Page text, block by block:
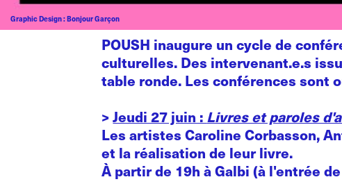
Graphic Design : Bonjour Garçon
POUSH inaugure un cycle de
culturelles. Des intervenant.e.s
table ronde. Les conférences sont
>Jeudi 27 juin : Livres et paroles
Les artistes Caroline Corbasson,
et la réalisation de leur livre.
À partir de 19h à Galbi (à l'entrée de